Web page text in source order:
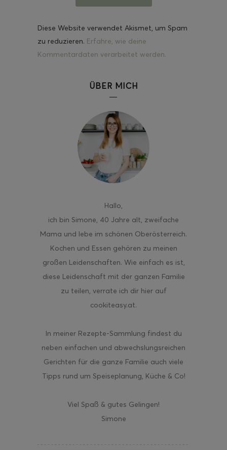
Diese Website verwendet Akismet, um Spam
zu reduzieren. Erfahre, wie deine
Kommentardaten verarbeitet werden.
ÜBER MICH
Hallo,
ich bin Simone, 40 Jahre alt, zweifache
Mama und lebe im schönen Oberösterreich.
Kochen und Essen gehören zu meinen
großen Leidenschaften. Wie einfach es ist,
diese Leidenschaft mit der ganzen Familie
zu teilen, verrate ich dir hier auf
cookiteasy.at.
In meiner Rezepte-Sammlung findest du
neben einfachen und abwechslungsreichen
Gerichten für die ganze Familie auch viele
Tipps rund um Speiseplanung, Küche & Co!
Viel Spaß & gutes Gelingen!
Simone